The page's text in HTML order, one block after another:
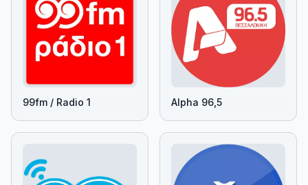
99fm / Radio 1 Alpha 96,5